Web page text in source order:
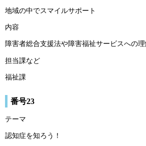
地域の中でスマイルサポート
内容
障害者総合支援法や障害福祉サービスへの理
担当課など
福祉課
番号23
テーマ
認知症を知ろう！